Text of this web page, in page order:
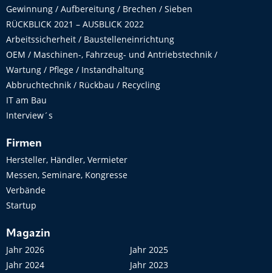
Gewinnung / Aufbereitung / Brechen / Sieben
RÜCKBLICK 2021 – AUSBLICK 2022
Arbeitssicherheit / Baustelleneinrichtung
OEM / Maschinen-, Fahrzeug- und Antriebstechnik /
Wartung / Pflege / Instandhaltung
Abbruchtechnik / Rückbau / Recycling
IT am Bau
Interview´s
Firmen
Hersteller, Händler, Vermieter
Messen, Seminare, Kongresse
Verbände
Startup
Magazin
Jahr 2026
Jahr 2025
Jahr 2024
Jahr 2023